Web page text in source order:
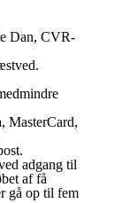
Dan, CVR-
MasterCard,
adgang til
af få
gå op til fem